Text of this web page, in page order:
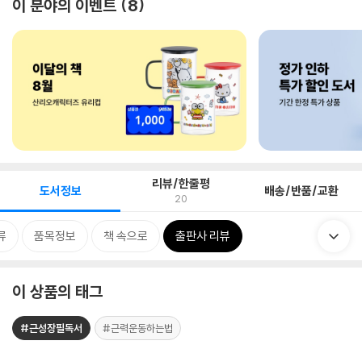
이 분야의 이벤트 8
도서정보 리뷰/한줄평
20 배송/반품/교환
품목정보 책 속으로 출판사 리뷰
이 상품의 태그
#근성장필독서 #근력운동하는법